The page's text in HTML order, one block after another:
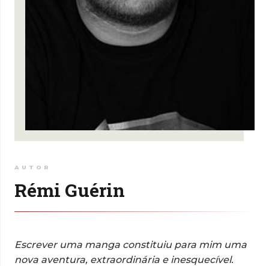
AUTOR
Rémi Guérin
Escrever uma manga constituiu para mim uma
nova aventura, extraordinária e inesquecível.